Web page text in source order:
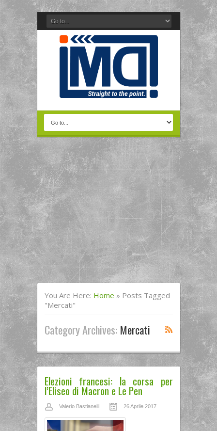
You Are Here: Home » Posts Tagged
"mercati"
Category Archives: Mercati
Elezioni francesi: la corsa per
l’Eliseo di Macron e Le Pen
Valerio Bastianelli 26 Aprile 2017